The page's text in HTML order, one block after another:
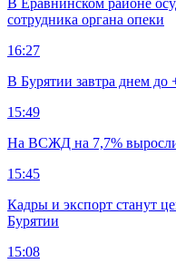
сотрудника органа опеки
16:27
В Бурятии завтра днем до
15:49
На ВСЖД на 7,7% выросли
15:45
Кадры и экспорт станут
Бурятии
15:08